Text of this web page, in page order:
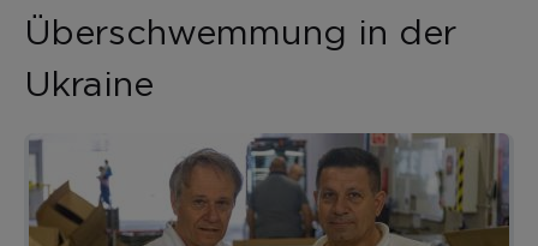
Überschwemmung in der
Ukraine